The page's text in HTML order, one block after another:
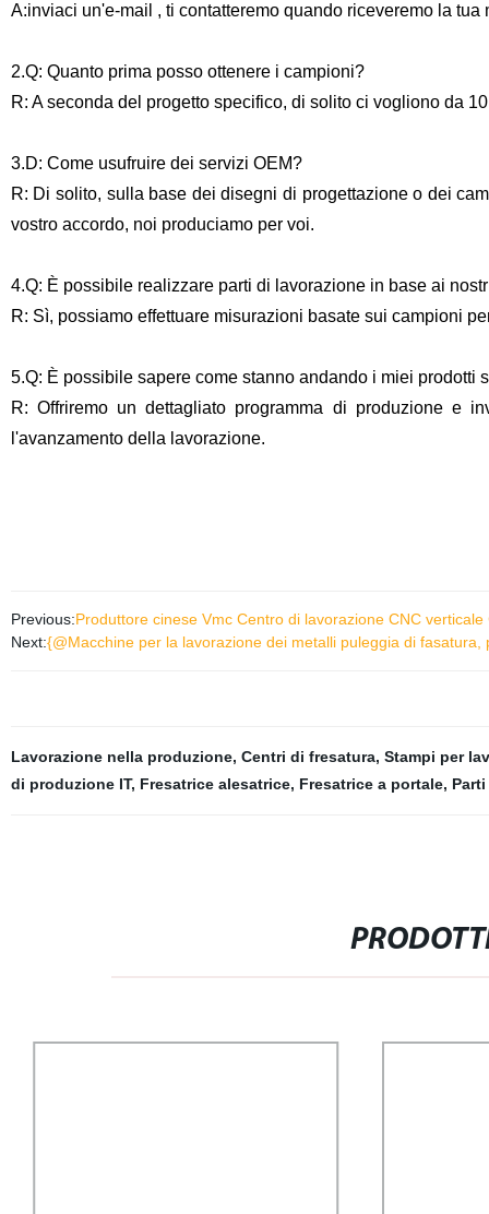
A:inviaci un'e-mail , ti contatteremo quando riceveremo la tua
2.Q: Quanto prima posso ottenere i campioni?
R: A seconda del progetto specifico, di solito ci vogliono da
3.D: Come usufruire dei servizi OEM?
R: Di solito, sulla base dei disegni di progettazione o dei
vostro accordo, noi produciamo per voi.
4.Q: È possibile realizzare parti di lavorazione in base ai
R: Sì, possiamo effettuare misurazioni basate sui campioni
5.Q: È possibile sapere come stanno andando i miei prodotti
R: Offriremo un dettagliato programma di produzione e
l'avanzamento della lavorazione.
Previous:Produttore cinese Vmc Centro di lavorazione CNC
Next:{@Macchine per la lavorazione dei metalli puleggia di
Lavorazione nella produzione, Centri di fresatura, Stampi per
di produzione IT, Fresatrice alesatrice, Fresatrice a portale,